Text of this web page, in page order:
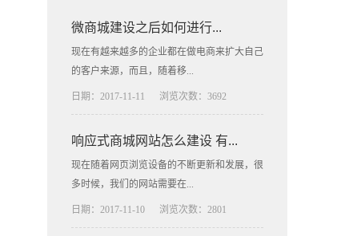
微商城建设之后如何进行...
现在有越来越多的企业都在做电商来扩大自己
的客户来源，而且，随着移...
日期：2017-11-11 浏览次数：3692
响应式商城网站怎么建设 有...
现在随着网页浏览设备的不断更新和发展，很
多时候，我们的网站需要在...
日期：2017-11-10 浏览次数：2801